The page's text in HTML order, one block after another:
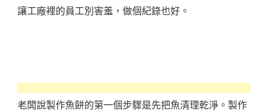
讓工廠裡的員工別害羞，做個紀錄也好。
老闆說製作魚餅的第一個步驟是先把魚清理乾淨。製作